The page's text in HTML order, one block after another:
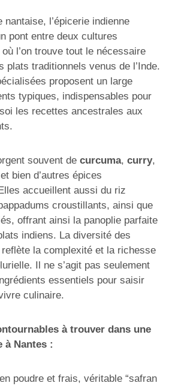
nantaise, l’épicerie indienne
pont entre deux cultures
l’on trouve tout le nécessaire
plats traditionnels venus de l’Inde.
proposent un large
typiques, indispensables pour
les recettes ancestrales aux
souvent de curcuma, curry,
bien d’autres épices
accueillent aussi du riz
croustillants, ainsi que
offrant ainsi la panoplie parfaite
indiens. La diversité des
la complexité et la richesse
Il ne s’agit pas seulement
essentiels pour saisir
culinaire.
à trouver dans une
à Nantes :
poudre et frais, véritable “safran